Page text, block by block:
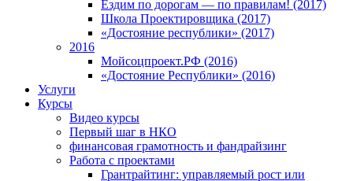
Ездим по дорогам — по правилам! (2017)
Школа Проектировщика (2017)
«Достояние республики» (2017)
2016
Мойсоцпроект.РФ (2016)
«Достояние Республики» (2016)
Услуги
Курсы
Видео курсы
Первый шаг в НКО
финансовая грамотность и фандрайзинг
Работа с проектами
Грантрайтинг: управляемый рост или